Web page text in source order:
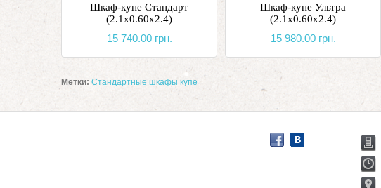
Шкаф-купе Стандарт
(2.1х0.60х2.4)
15 740.00 грн.
Шкаф-купе Ультра
(2.1х0.60х2.4)
15 980.00 грн.
Метки: Стандартные шкафы купе